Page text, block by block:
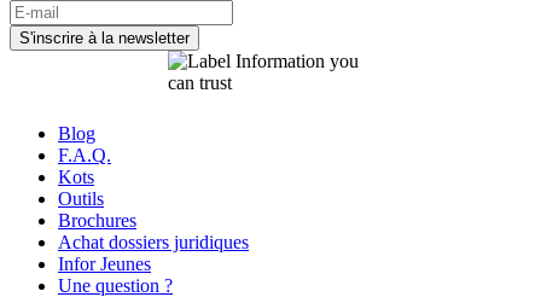
Blog
F.A.Q.
Kots
Outils
Brochures
Achat dossiers juridiques
Infor Jeunes
Une question ?